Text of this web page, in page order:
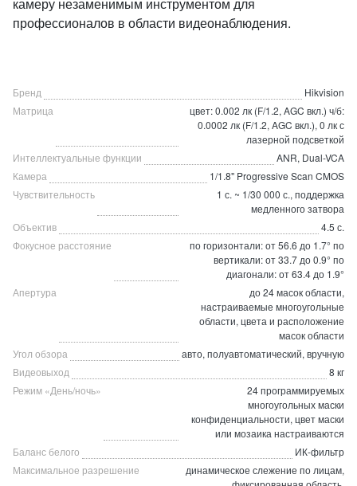
профессионалов в области видеонаблюдения.
Бренд
Hikvision
Матрица
цвет: 0.002 лк (F/1.2, AGC вкл.) ч/б:
0.0002 лк (F/1.2, AGC вкл.), 0 лк с
лазерной подсветкой
Интеллектуальные функции
ANR, Dual-VCA
Камера
1/1.8" Progressive Scan CMOS
Чувствительность
1 с. ~ 1/30 000 с., поддержка
медленного затвора
Объектив
4.5 с.
Фокусное расстояние
по горизонтали: от 56.6 до 1.7° по
вертикали: от 33.7 до 0.9° по
диагонали: от 63.4 до 1.9°
Апертура
до 24 масок области,
настраиваемые многоугольные
области, цвета и расположение
масок области
Угол обзора
авто, полуавтоматический, вручную
Видеовыход
8 кг
Режим «День/ночь»
24 программируемых
многоугольных маски
конфиденциальности, цвет маски
или мозаика настраиваются
Баланс белого
ИК-фильтр
Максимальное разрешение
динамическое слежение по лицам,